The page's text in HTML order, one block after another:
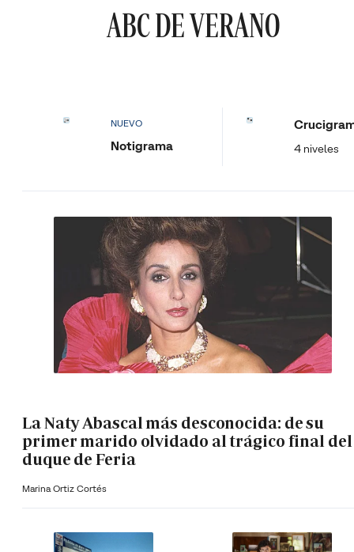
ABC DE VERANO
NUEVO
Notigrama 4 niveles
La Naty Abascal más desconocida: de su
primer marido olvidado al trágico final del
duque de Feria
Marina Ortiz Cortés